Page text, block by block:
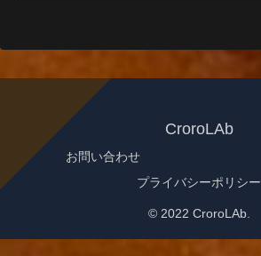
CroroLAb
お問い合わせ
プライバシーポリシー
© 2022 CroroLAb.